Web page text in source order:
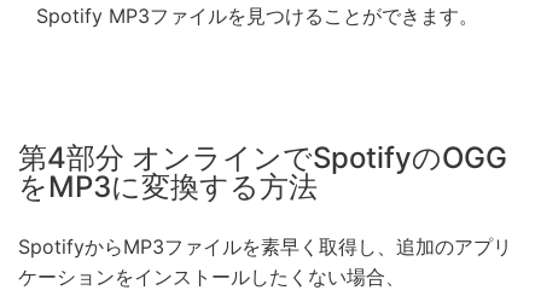
Spotify MP3ファイルを見つけることができます。
第4部分 オンラインでSpotifyのOGG
をMP3に変換する方法
SpotifyからMP3ファイルを素早く取得し、追加のアプリ
ケーションをインストールしたくない場合、